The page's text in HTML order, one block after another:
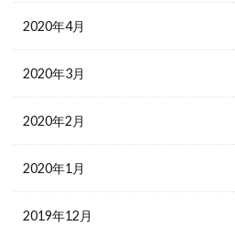
2020年4月
2020年3月
2020年2月
2020年1月
2019年12月